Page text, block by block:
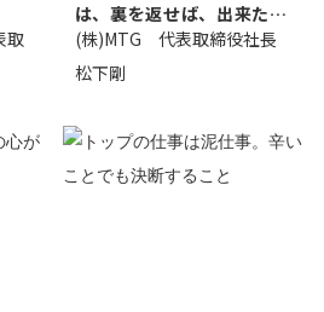
取
は、裏を返せば、出来たら
価値があるとい...
(株)MTG 代表取締役社長
松下剛